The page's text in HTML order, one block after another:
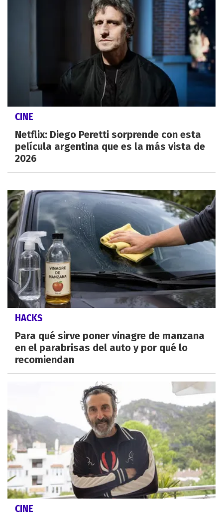
CINE
Netflix: Diego Peretti sorprende con esta
película argentina que es la más vista de
2026
HACKS
Para qué sirve poner vinagre de manzana
en el parabrisas del auto y por qué lo
recomiendan
CINE